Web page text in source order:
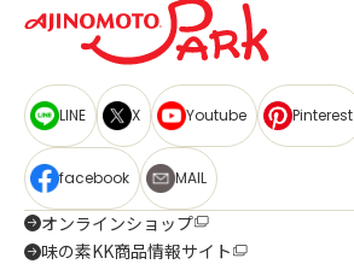
LINE X Youtube Pinterest
facebook MAIL
オンラインショップ
味の素KK商品情報サイト